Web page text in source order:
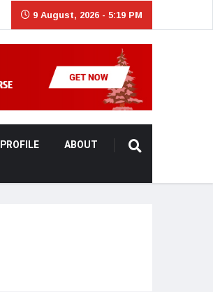
9 August, 2026 - 5:19 PM
PROFILE ABOUT